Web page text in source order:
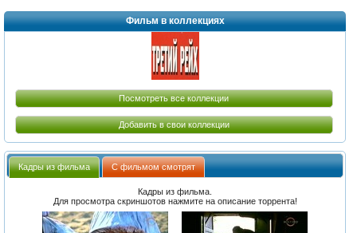
Фильм в коллекциях
Посмотреть все коллекции
Добавить в свои коллекции
Кадры из фильма С фильмом смотрят
Кадры из фильма.
Для просмотра скриншотов нажмите на описание торрента!